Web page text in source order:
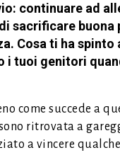
continuare ad
sacrificare
Cosa ti ha
i tuoi genitori
come succede a
ritrovata a
a vincere